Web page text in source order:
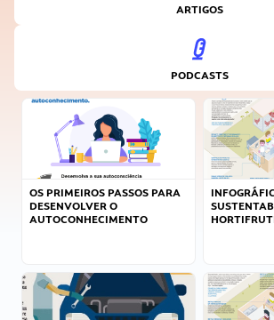
ARTIGOS
PODCASTS
OS PRIMEIROS PASSOS PARA
DESENVOLVER O
AUTOCONHECIMENTO